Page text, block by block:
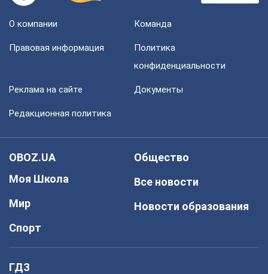
О компании Команда
Правовая информация
Политика
конфиденциальности
Реклама на сайте Документы
Редакционная политика
OBOZ.UA
Моя Школа
Мир
Спорт
Общество
Все новости
Новости образования
ГДЗ